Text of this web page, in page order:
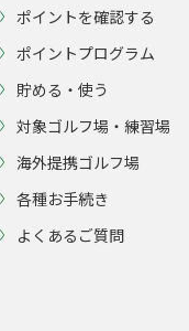
ポイントを確認する
ポイントプログラム
貯める・使う
対象ゴルフ場・練習場
海外提携ゴルフ場
各種お手続き
よくあるご質問